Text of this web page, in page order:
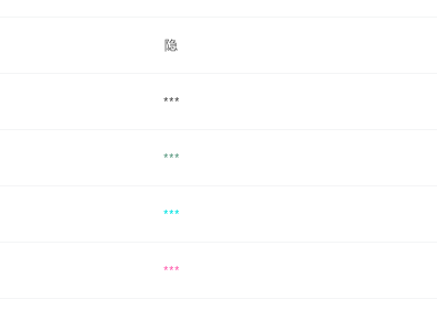
隐
***
***
***
***